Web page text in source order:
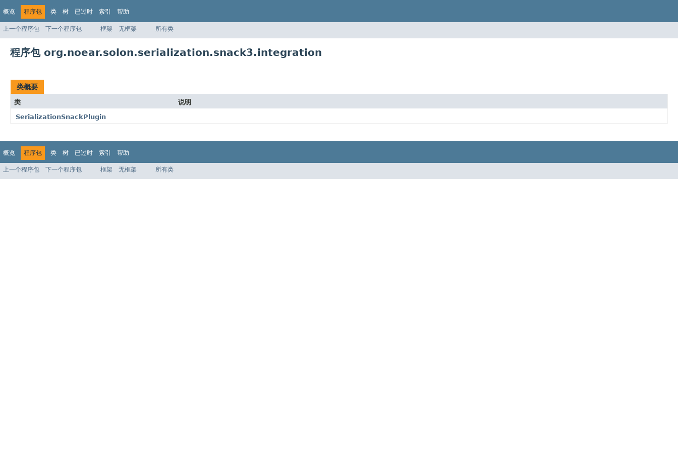
概览 程序包 类 树 已过时 索引 帮助
上一个程序包 下一个程序包 框架 无框架 所有类
程序包 org.noear.solon.serialization.snack3.integration
类概要
类
说明
SerializationSnackPlugin
概览 程序包 类 树 已过时 索引 帮助
上一个程序包 下一个程序包 框架 无框架 所有类